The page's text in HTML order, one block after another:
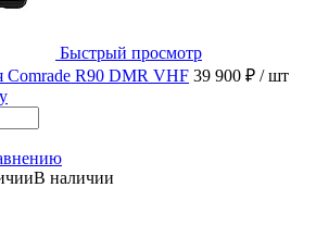
Быстрый просмотр
Comrade R90 DMR VHF 39 900 ₽ / шт
В наличии